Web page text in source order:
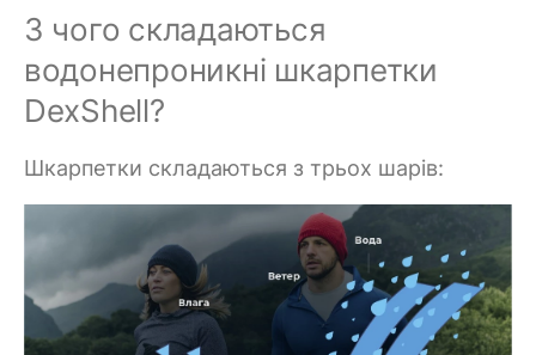
З чого складаються
водонепроникні шкарпетки
DexShell?
Шкарпетки складаються з трьох шарів: